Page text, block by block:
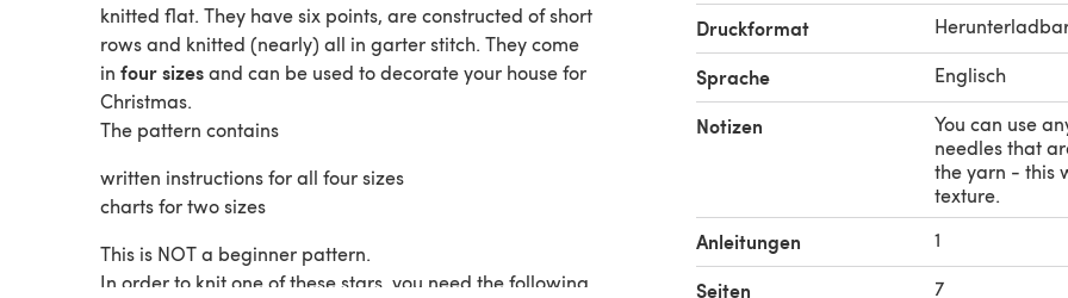
knitted flat. They have six points, are constructed of short
rows and knitted (nearly) all in garter stitch. They come
in four sizesand can be used to decorate your house for
Christmas.
The pattern contains
written instructions for all four sizes
charts for two sizes
This is NOT a beginner pattern.
In order to knit one of these stars, you need the following
Druckformat
Sprache Englisch
Notizen
You can use
needles that
the yarn - this
texture.
Anleitungen 1
Seiten 7